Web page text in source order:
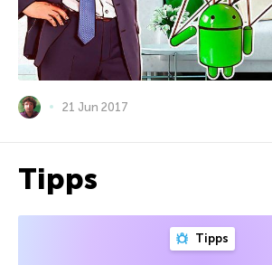
21 Jun 2017
Tipps
Tipps